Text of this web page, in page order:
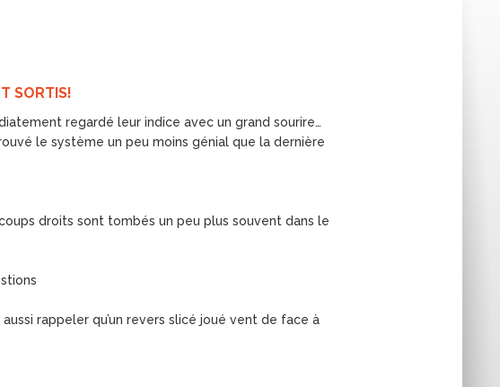
SORTIS!
regardé leur indice avec un grand sourire…
le système un peu moins génial que la dernière
droits sont tombés un peu plus souvent dans le
rappeler qu’un revers slicé joué vent de face à